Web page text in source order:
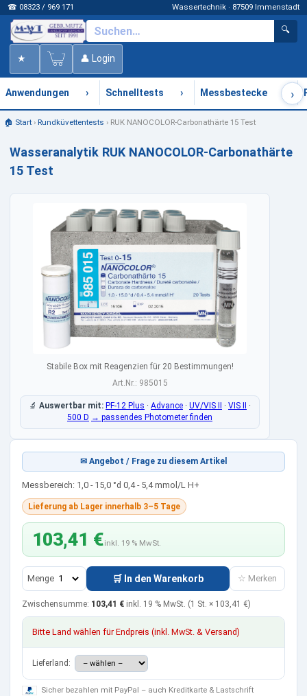
☎ 08323 / 969 171 Wassertechnik · 87509 Immenstadt
🔍
★ 👤 Login
Anwendungen › Schnelltests › Messbestecke ›
🏠 Start› Rundküvettentests › RUK NANOCOLOR-Carbonathärte 15 Test
Wasseranalytik RUK NANOCOLOR-Carbonathärte
15 Test
Stabile Box mit Reagenzien für 20 Bestimmungen!
Art.Nr.: 985015
🔬 Auswertbar mit: PF-12 Plus · Advance · UV/VIS II · VIS II
·
500 D → passendes Photometer finden
✉ Angebot / Frage zu diesem Artikel
Messbereich: 1,0 - 15,0 °d 0,4 - 5,4 mmol/L H+
Lieferung ab Lager innerhalb 3–5 Tage
103,41 €inkl. 19 % MwSt.
Menge 🛒 In den Warenkorb ☆ Merken
Zwischensumme: 103,41 € inkl. 19 % MwSt. (1 St. × 103,41 €)
Bitte Land wählen für Endpreis (inkl. MwSt. & Versand)
Lieferland:
Sicher bezahlen mit PayPal – auch Kreditkarte & Lastschrift